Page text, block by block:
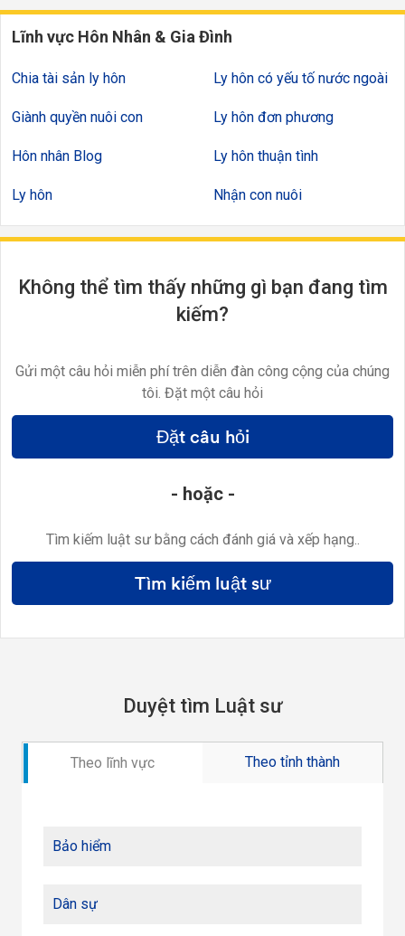
Lĩnh vực Hôn Nhân & Gia Đình
Chia tài sản ly hôn
Giành quyền nuôi con
Hôn nhân Blog
Ly hôn
Ly hôn có yếu tố nước ngoài
Ly hôn đơn phương
Ly hôn thuận tình
Nhận con nuôi
Không thể tìm thấy những gì bạn đang tìm
kiếm?
Gửi một câu hỏi miễn phí trên diễn đàn công cộng của chúng
tôi. Đặt một câu hỏi
Đặt câu hỏi
- hoặc -
Tìm kiếm luật sư bằng cách đánh giá và xếp hạng..
Tìm kiếm luật sư
Duyệt tìm Luật sư
Theo lĩnh vực Theo tỉnh thành
Bảo hiểm
Dân sự